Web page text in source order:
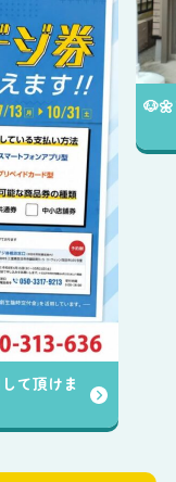
て頂けま